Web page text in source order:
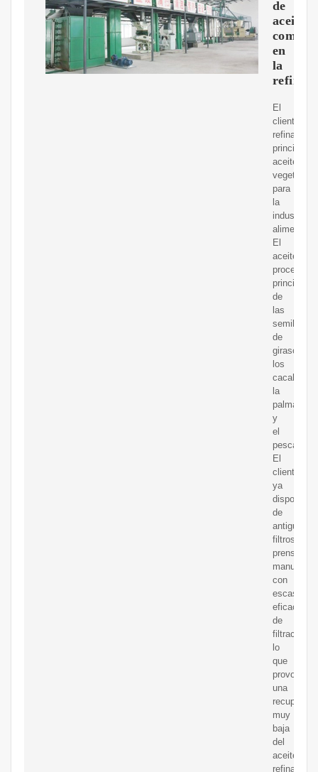
de
aceite
en
la
El
cliente
refina
aceite
vegetal
para
la
industria
El
aceite
procede
de
las
semillas
de
girasol,
los
la
palma
y
el
pescado.
El
cliente
ya
disponía
de
antiguos
filtros
prensa
manuales
con
escasa
eficacia
de
filtración,
lo
que
provocaba
una
muy
baja
del
aceite
refinado.